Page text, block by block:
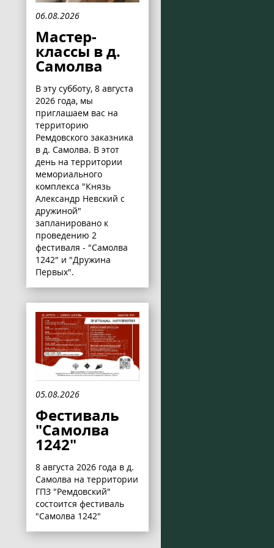
06.08.2026
Мастер-
классы в д.
Самолва
В эту субботу, 8 августа
2026 года, мы
приглашаем вас на
территорию
Ремдовского заказника
в д. Самолва. В этот
день на территории
мемориального
комплекса "Князь
Александр Невский с
дружиной"
запланировано к
проведению 2
фестиваля - "Самолва
1242" и "Дружина
Первых".
05.08.2026
Фестиваль
"Самолва
1242"
8 августа 2026 года в д.
Самолва на территории
ГПЗ "Ремдовский"
состоится фестиваль
"Самолва 1242"